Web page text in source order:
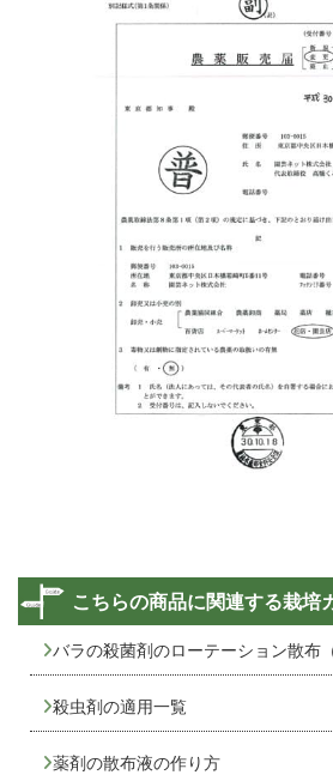
こちらの商品に関連する栽培
バラの殺菌剤のローテーション散布
殺虫剤の適用一覧
薬剤の散布液の作り方